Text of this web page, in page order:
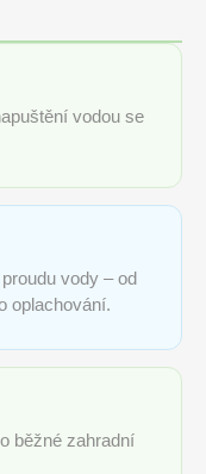
vodou se
vody – od
oplachování.
běžné zahradní